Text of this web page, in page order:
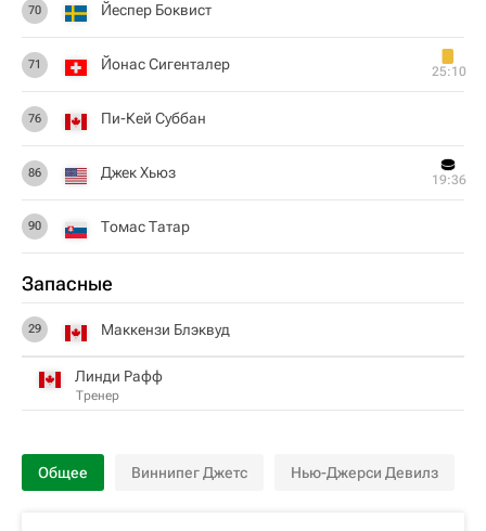
70 Йеспер Боквист
71 Йонас Сигенталер 25:10
76 Пи-Кей Суббан
86 Джек Хьюз 19:36
90 Томас Татар
Запасные
29 Маккензи Блэквуд
Линди Рафф
Тренер
Общее Виннипег Джетс Нью-Джерси Девилз